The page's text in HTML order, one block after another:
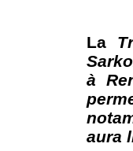
La
à
aura